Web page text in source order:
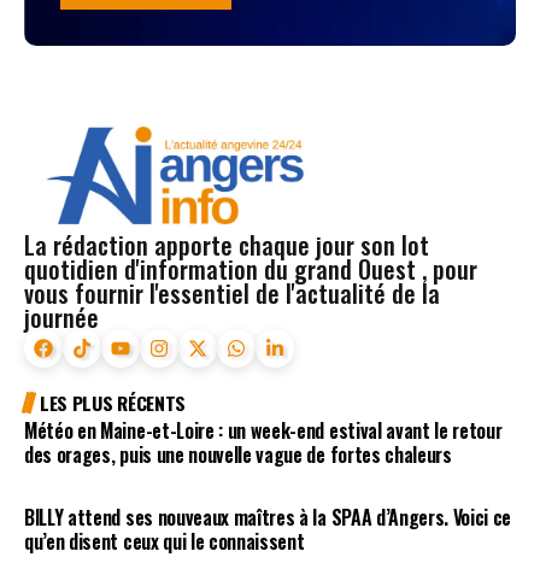
La rédaction apporte chaque jour son lot
quotidien d'information du grand Ouest , pour
vous fournir l'essentiel de l'actualité de la
journée
LES PLUS RÉCENTS
Météo en Maine-et-Loire : un week-end estival avant le retour
des orages, puis une nouvelle vague de fortes chaleurs
BILLY attend ses nouveaux maîtres à la SPAA d’Angers. Voici ce
qu’en disent ceux qui le connaissent